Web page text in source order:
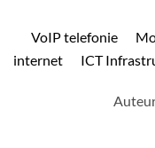
VoIP telefonie
internet
ICT